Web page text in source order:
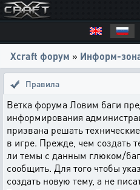
Xcraft форум » Информ-
Правила
Ветка форума Ловим баги
информирования
призвана решать
в игре. Прежде, чем создать
ли темы с данным глюком/
сообщить. Для того чтобы
создать новую тему, а не